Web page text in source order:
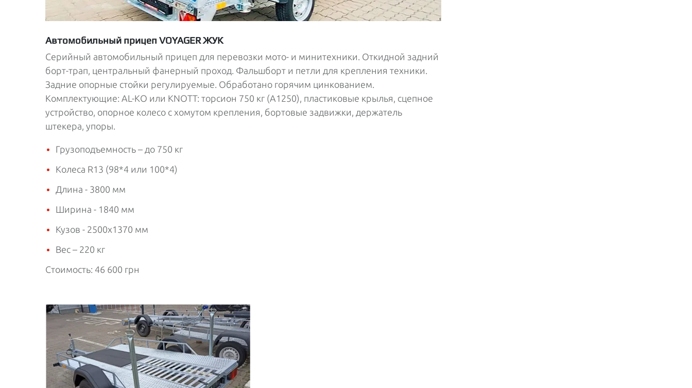
Автомобильный прицеп VOYAGER ЖУК
Серийный автомобильный прицеп для перевозки мото- и минитехники. Откидной задний
борт-трап, центральный фанерный проход. Фальшборт и петли для крепления техники.
Задние опорные стойки регулируемые. Обработано горячим цинкованием.
Комплектующие: AL-KO или KNOTT: торсион 750 кг (А1250), пластиковые крылья, сцепное
устройство, опорное колесо с хомутом крепления, бортовые задвижки, держатель
штекера, упоры.
Грузоподъемность – до 750 кг
Колеса R13 (98*4 или 100*4)
Длина - 3800 мм
Ширина - 1840 мм
Кузов - 2500х1370 мм
Вес – 220 кг
Стоимость: 46 600 грн